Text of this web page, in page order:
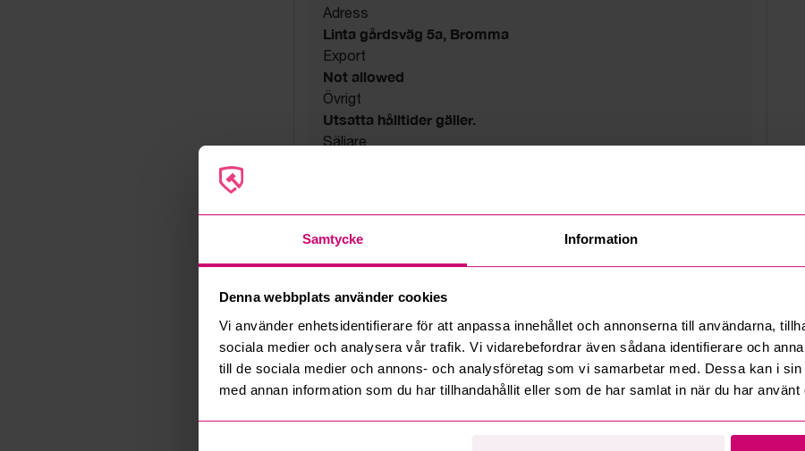
Samtycke Information
Denna webbplats använder cookies
Vi använder enhetsidentifierare för att anpassa innehållet och annonserna till användarna,
sociala medier och analysera vår trafik. Vi vidarebefordrar även sådana identifierare och
till de sociala medier och annons- och analysföretag som vi samarbetar med. Dessa kan i
med annan information som du har tillhandahållit eller som de har samlat in när du har använt
Adress
Linta gårdsväg 5a, Bromma
Export
Not allowed
Övrigt
Utsatta hålltider gäller.
Säljare